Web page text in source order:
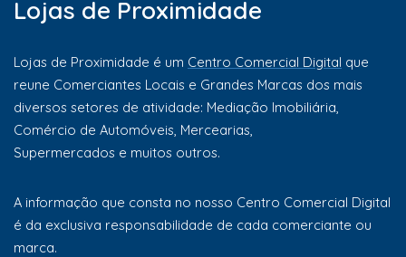
Lojas de Proximidade
Lojas de Proximidade é um Centro Comercial Digital que
reune Comerciantes Locais e Grandes Marcas dos mais
diversos setores de atividade: Mediação Imobiliária,
Comércio de Automóveis, Mercearias,
Supermercados e muitos outros.
A informação que consta no nosso Centro Comercial Digital
é da exclusiva responsabilidade de cada comerciante ou
marca.